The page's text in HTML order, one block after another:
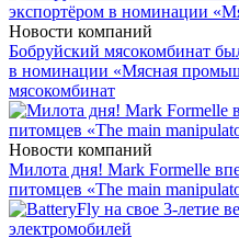
Новости компаний
Бобруйский мясокомбинат
в номинации «Мясная
мясокомбинат
Новости компаний
Милота дня! Mark Formelle
питомцев «The main